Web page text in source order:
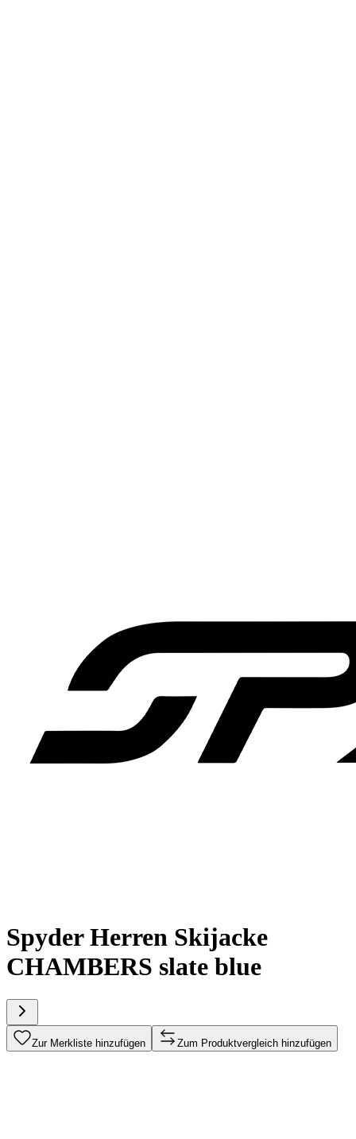
Spyder Herren Skijacke
CHAMBERS slate blue
Zur Merkliste hinzufügen Zum Produktvergleich hinzufügen